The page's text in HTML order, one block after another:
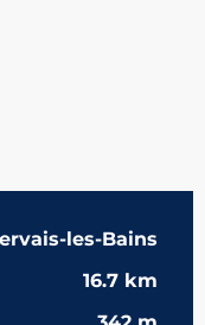
les-Bains
16.7 km